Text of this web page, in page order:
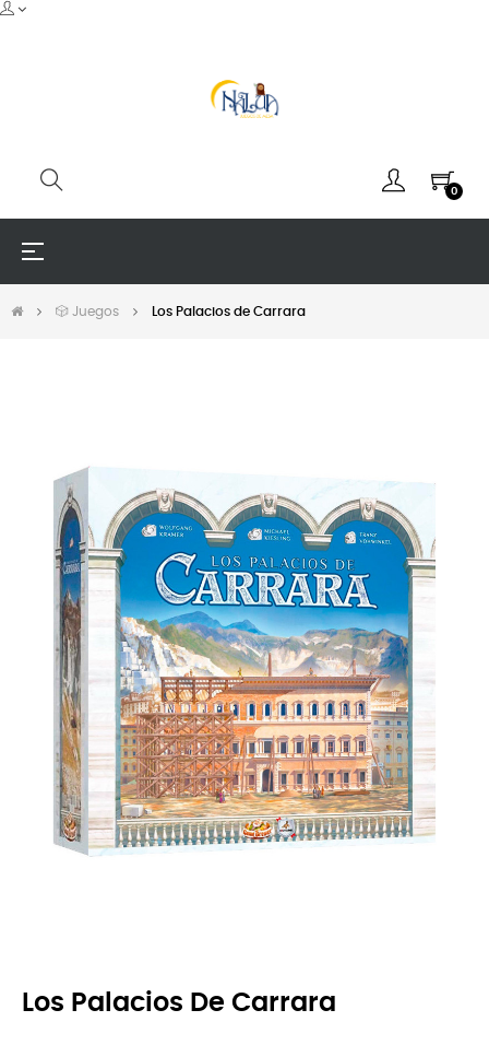
0
Navegación
☰
🎲 Juegos Los Palacios de Carrara
Los Palacios De Carrara